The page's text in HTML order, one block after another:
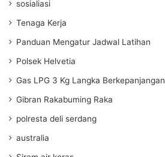
sosialiasi
Tenaga Kerja
Panduan Mengatur Jadwal Latihan
Polsek Helvetia
Gas LPG 3 Kg Langka Berkepanjangan
Gibran Rakabuming Raka
polresta deli serdang
australia